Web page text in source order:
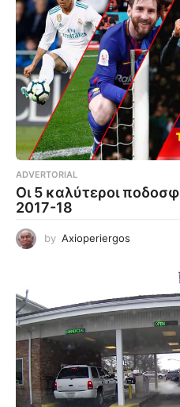
ADVERTORIAL
Οι 5 καλύτεροι
2017-18
by Axioperiergos